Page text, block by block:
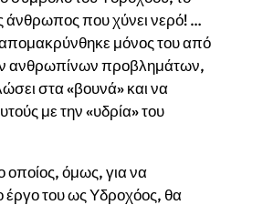
άνθρωπος που χύνει νερό! …
μόνος του από
ανθρωπίνων προβλημάτων,
στα «βουνά» και να
με την «υδρία» του
όμως, για να
έργο του ως Υδροχόος, θα